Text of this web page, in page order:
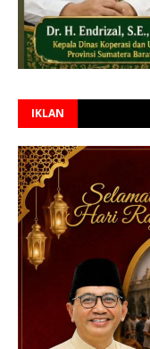
IKLAN